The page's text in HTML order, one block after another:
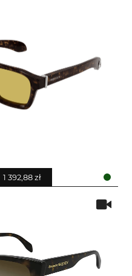
1 392,88 zł